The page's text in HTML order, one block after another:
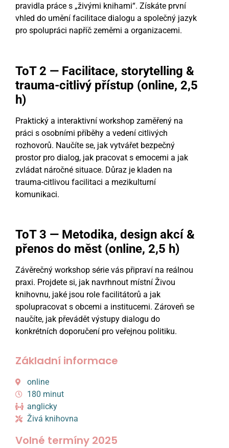
pravidla práce s „živými knihami“. Získáte první
vhled do umění facilitace dialogu a společný jazyk
pro spolupráci napříč zeměmi a organizacemi.
ToT 2 — Facilitace, storytelling &
trauma-citlivý přístup (online, 2,5
h)
Praktický a interaktivní workshop zaměřený na
práci s osobními příběhy a vedení citlivých
rozhovorů. Naučíte se, jak vytvářet bezpečný
prostor pro dialog, jak pracovat s emocemi a jak
zvládat náročné situace. Důraz je kladen na
trauma-citlivou facilitaci a mezikulturní
komunikaci.
ToT 3 — Metodika, design akcí &
přenos do měst (online, 2,5 h)
Závěrečný workshop série vás připraví na reálnou
praxi. Projdete si, jak navrhnout místní Živou
knihovnu, jaké jsou role facilitátorů a jak
spolupracovat s obcemi a institucemi. Zároveň se
naučíte, jak převádět výstupy dialogu do
konkrétních doporučení pro veřejnou politiku.
Základní informace
online
180 minut
anglicky
Živá knihovna
Volné termíny 2025